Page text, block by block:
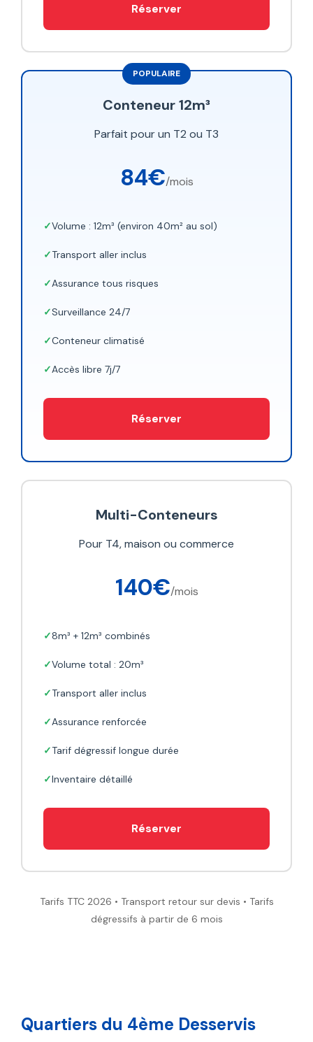
Réserver
Conteneur 12m³
Parfait pour un T2 ou T3
84€/mois
Volume : 12m³ (environ 40m² au sol)
Transport aller inclus
Assurance tous risques
Surveillance 24/7
Conteneur climatisé
Accès libre 7j/7
Réserver
Multi-Conteneurs
Pour T4, maison ou commerce
140€/mois
8m³ + 12m³ combinés
Volume total : 20m³
Transport aller inclus
Assurance renforcée
Tarif dégressif longue durée
Inventaire détaillé
Réserver
Tarifs TTC 2026 • Transport retour sur devis • Tarifs
dégressifs à partir de 6 mois
Quartiers du 4ème Desservis